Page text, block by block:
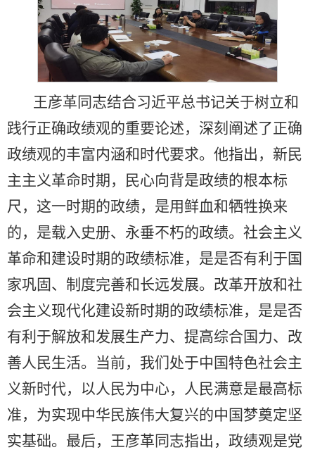
王彦革同志结合习近平总书记关于树立和
践行正确政绩观的重要论述，深刻阐述了正确
政绩观的丰富内涵和时代要求。他指出，新民
主主义革命时期，民心向背是政绩的根本标
尺，这一时期的政绩，是用鲜血和牺牲换来
的，是载入史册、永垂不朽的政绩。社会主义
革命和建设时期的政绩标准，是是否有利于国
家巩固、制度完善和长远发展。改革开放和社
会主义现代化建设新时期的政绩标准，是是否
有利于解放和发展生产力、提高综合国力、改
善人民生活。当前，我们处于中国特色社会主
义新时代，以人民为中心，人民满意是最高标
准，为实现中华民族伟大复兴的中国梦奠定坚
实基础。最后，王彦革同志指出，政绩观是党